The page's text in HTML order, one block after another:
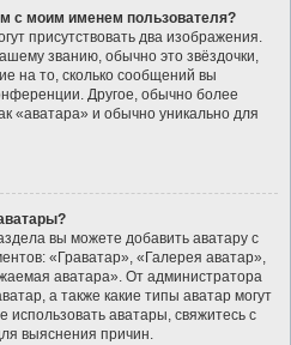
с моим именем пользователя?
присутствовать два изображения.
званию, обычно это звёздочки,
на то, сколько сообщений вы
Другое, обычно более
«аватара» и обычно уникально для
вы можете добавить аватару с
«Граватар», «Галерея аватар»,
аватара». От администратора
а также какие типы аватар могут
аватары, свяжитесь с
выяснения причин.